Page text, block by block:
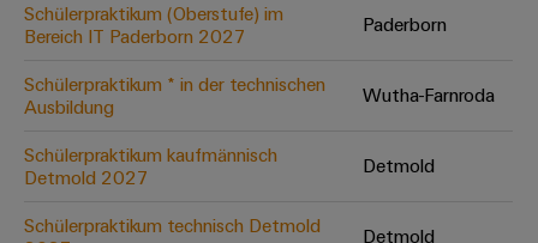
Schülerpraktikum (Oberstufe) im
Bereich IT Paderborn 2027
Paderborn
Schülerpraktikum * in der technischen
Ausbildung
Wutha-Farnroda
Schülerpraktikum kaufmännisch
Detmold 2027
Detmold
Schülerpraktikum technisch Detmold
Detmold